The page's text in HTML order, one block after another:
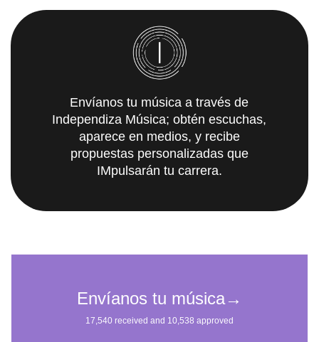
Envíanos tu música a través de
Independiza Música; obtén escuchas,
aparece en medios, y recibe
propuestas personalizadas que
IMpulsarán tu carrera.